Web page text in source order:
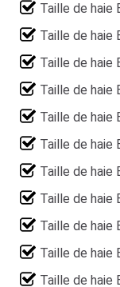
Taille de haie
Taille de haie
Taille de haie
Taille de haie
Taille de haie
Taille de haie
Taille de haie
Taille de haie
Taille de haie
Taille de haie
Taille de haie